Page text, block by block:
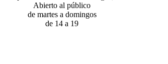
Abierto al público
de martes a domingos
de 14 a 19